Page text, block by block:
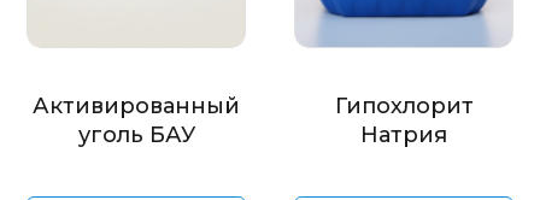
Активированный
уголь БАУ
Гипохлорит
Натрия